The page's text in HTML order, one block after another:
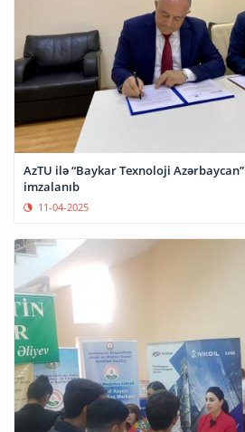
AzTU ilə “Baykar Texnoloji Azərbaycan” arasında memorandum
imzalanıb
11-04-2025